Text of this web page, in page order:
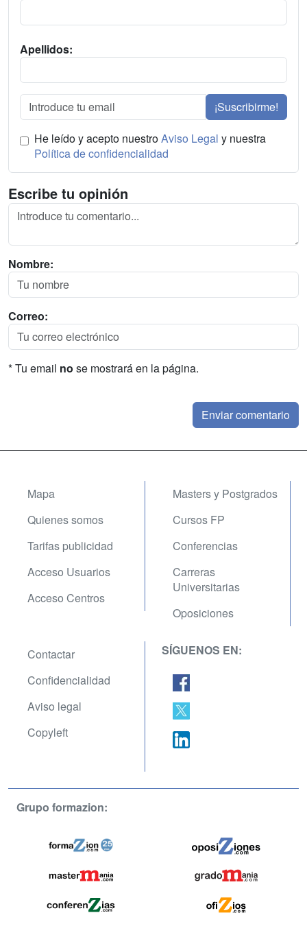
Apellidos:
¡Suscribirme!
He leído y acepto nuestroAviso Legal y nuestra
Política de confidencialidad
Escribe tu opinión
Nombre:
Correo:
* Tu email no se mostrará en la página.
Mapa
Quienes somos
Tarifas publicidad
Acceso Usuarios
Acceso Centros
Masters y Postgrados
Cursos FP
Conferencias
Carreras
Universitarias
Oposiciones
Contactar
Confidencialidad
Aviso legal
Copyleft
SÍGUENOS EN:
Grupo formazion: